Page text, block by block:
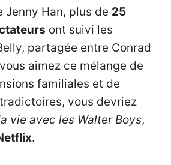
Jenny Han, plus de 25
ont suivi les
partagée entre Conrad
aimez ce mélange de
familiales et de
vous devriez
vie avec les Walter Boys,
.